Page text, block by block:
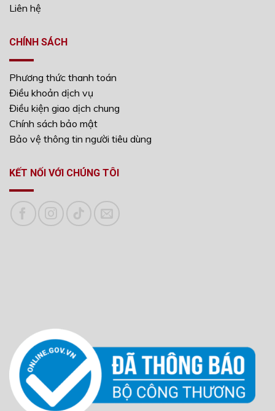
Liên hệ
CHÍNH SÁCH
Phương thức thanh toán
Điều khoản dịch vụ
Điều kiện giao dịch chung
Chính sách bảo mật
Bảo vệ thông tin người tiêu dùng
KẾT NỐI VỚI CHÚNG TÔI